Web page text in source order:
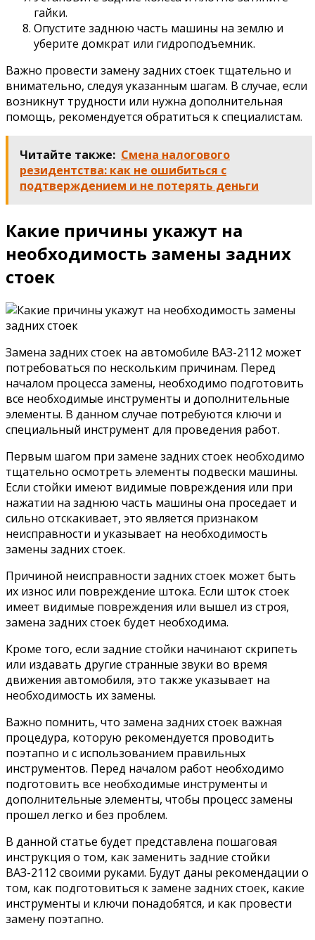
гайки.
Опустите заднюю часть машины на землю и
уберите домкрат или гидроподъемник.
Важно провести замену задних стоек тщательно и
внимательно, следуя указанным шагам. В случае, если
возникнут трудности или нужна дополнительная
помощь, рекомендуется обратиться к специалистам.
Читайте также: Смена налогового
резидентства: как не ошибиться с
подтверждением и не потерять деньги
Какие причины укажут на
необходимость замены задних
стоек
Замена задних стоек на автомобиле ВАЗ-2112 может
потребоваться по нескольким причинам. Перед
началом процесса замены, необходимо подготовить
все необходимые инструменты и дополнительные
элементы. В данном случае потребуются ключи и
специальный инструмент для проведения работ.
Первым шагом при замене задних стоек необходимо
тщательно осмотреть элементы подвески машины.
Если стойки имеют видимые повреждения или при
нажатии на заднюю часть машины она проседает и
сильно отскакивает, это является признаком
неисправности и указывает на необходимость
замены задних стоек.
Причиной неисправности задних стоек может быть
их износ или повреждение штока. Если шток стоек
имеет видимые повреждения или вышел из строя,
замена задних стоек будет необходима.
Кроме того, если задние стойки начинают скрипеть
или издавать другие странные звуки во время
движения автомобиля, это также указывает на
необходимость их замены.
Важно помнить, что замена задних стоек важная
процедура, которую рекомендуется проводить
поэтапно и с использованием правильных
инструментов. Перед началом работ необходимо
подготовить все необходимые инструменты и
дополнительные элементы, чтобы процесс замены
прошел легко и без проблем.
В данной статье будет представлена пошаговая
инструкция о том, как заменить задние стойки
ВАЗ-2112 своими руками. Будут даны рекомендации о
том, как подготовиться к замене задних стоек, какие
инструменты и ключи понадобятся, и как провести
замену поэтапно.